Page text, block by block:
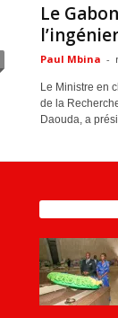
Le
Paul Mbina -
Le Ministre en
de la
Daouda, a